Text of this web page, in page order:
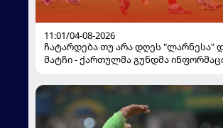
11:01/04-08-2026
ჩატარდება თუ არა დღეს "ლარნესა"
მატჩი - ქართულმა გუნდმა